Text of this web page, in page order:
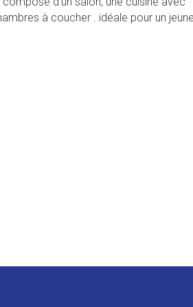
à coucher . idéale pour un jeune